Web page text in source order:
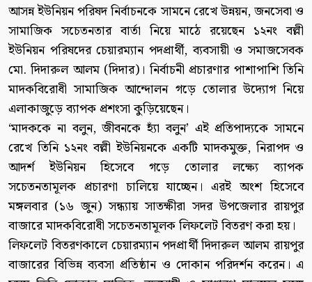
আসন্ন ইউনিয়ন পরিষদ নির্বাচনকে সামনে রেখে উন্নয়ন, জনসেবা ও
সামাজিক সচেতনতার বার্তা নিয়ে মাঠে রয়েছেন ১২নং বল্লী
ইউনিয়ন পরিষদের চেয়ারম্যান পদপ্রার্থী, ব্যবসায়ী ও সমাজসেবক
মো. দিদারুল আলম (দিদার)। নির্বাচনী প্রচারণার পাশাপাশি তিনি
মাদকবিরোধী সামাজিক আন্দোলন গড়ে তোলার উদ্যোগ নিয়ে
এলাকাজুড়ে ব্যাপক প্রশংসা কুড়িয়েছেন।
‘মাদককে না বলুন, জীবনকে হ্যাঁ বলুন’ এই প্রতিপাদ্যকে সামনে
রেখে তিনি ১২নং বল্লী ইউনিয়নকে একটি মাদকমুক্ত, নিরাপদ ও
আদর্শ ইউনিয়ন হিসেবে গড়ে তোলার লক্ষ্যে ব্যাপক
সচেতনতামূলক প্রচারণা চালিয়ে যাচ্ছেন। এরই অংশ হিসেবে
মঙ্গলবার (১৬ জুন) সন্ধ্যায় সাতক্ষীরা সদর উপজেলার রায়পুর
বাজারে মাদকবিরোধী সচেতনতামূলক লিফলেট বিতরণ করা হয়।
লিফলেট বিতরণকালে চেয়ারম্যান পদপ্রার্থী দিদারুল আলম রায়পুর
বাজারের বিভিন্ন ব্যবসা প্রতিষ্ঠান ও দোকান পরিদর্শন করেন। এ